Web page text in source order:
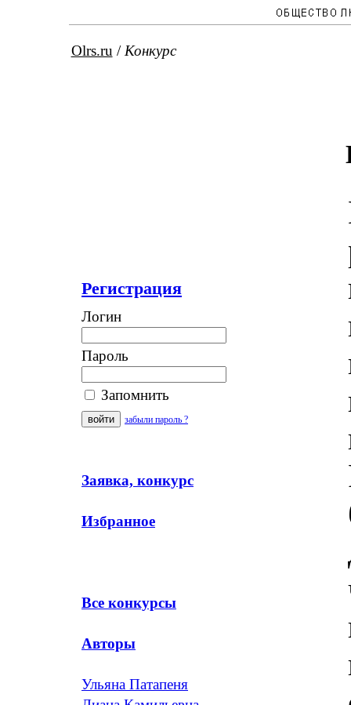
Olrs.ru / Конкурс
Регистрация
Логин
Пароль
Запомнить
забыли пароль ?
Заявка, конкурс
Избранное
Все конкурсы
Авторы
Ульяна Патапеня